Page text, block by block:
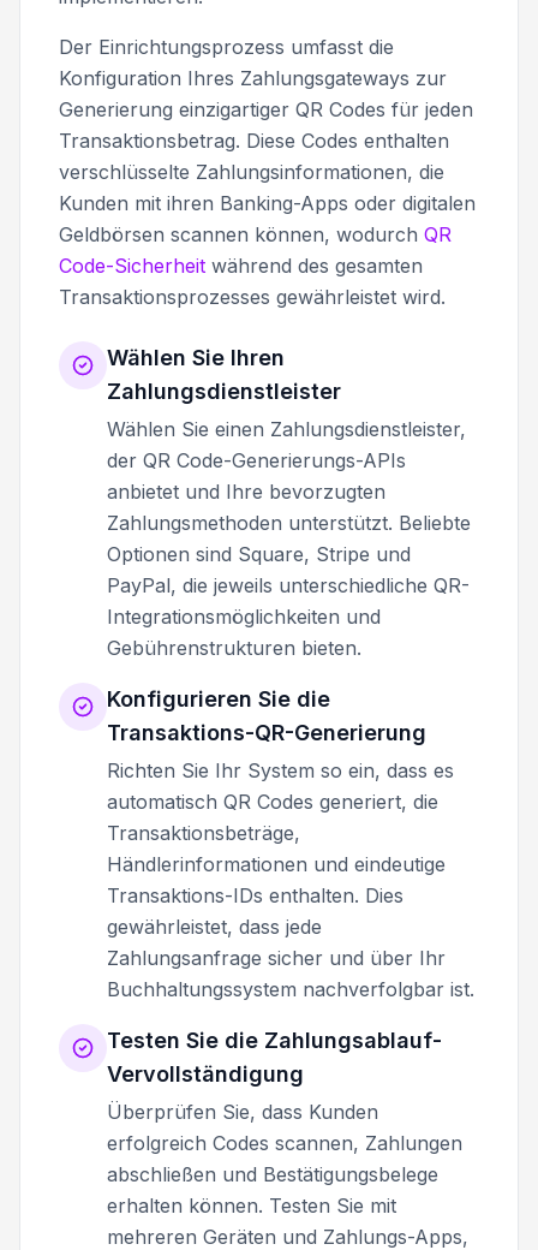
Der Einrichtungsprozess umfasst die
Konfiguration Ihres Zahlungsgateways zur
Generierung einzigartiger QR Codes für jeden
Transaktionsbetrag. Diese Codes enthalten
verschlüsselte Zahlungsinformationen, die
Kunden mit ihren Banking-Apps oder digitalen
Geldbörsen scannen können, wodurch QR
Code-Sicherheit während des gesamten
Transaktionsprozesses gewährleistet wird.
Wählen Sie Ihren
Zahlungsdienstleister
Wählen Sie einen Zahlungsdienstleister,
der QR Code-Generierungs-APIs
anbietet und Ihre bevorzugten
Zahlungsmethoden unterstützt. Beliebte
Optionen sind Square, Stripe und
PayPal, die jeweils unterschiedliche QR-
Integrationsmöglichkeiten und
Gebührenstrukturen bieten.
Konfigurieren Sie die
Transaktions-QR-Generierung
Richten Sie Ihr System so ein, dass es
automatisch QR Codes generiert, die
Transaktionsbeträge,
Händlerinformationen und eindeutige
Transaktions-IDs enthalten. Dies
gewährleistet, dass jede
Zahlungsanfrage sicher und über Ihr
Buchhaltungssystem nachverfolgbar ist.
Testen Sie die Zahlungsablauf-
Vervollständigung
Überprüfen Sie, dass Kunden
erfolgreich Codes scannen, Zahlungen
abschließen und Bestätigungsbelege
erhalten können. Testen Sie mit
mehreren Geräten und Zahlungs-Apps,